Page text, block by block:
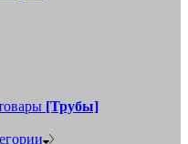
[Трубы]